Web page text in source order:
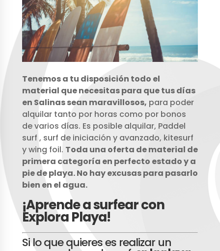
Tenemos a tu disposición todo el
material que necesitas para que tus días
en Salinas sean maravillosos, para poder
alquilar tanto por horas como por bonos
de varios días. Es posible alquilar, Paddel
surf , surf de iniciación y avanzado, kitesurf
y wing foil. Toda una oferta de material de
primera categoría en perfecto estado y a
pie de playa. No hay excusas para pasarlo
bien en el agua.
¡Aprende a surfear con
Explora Playa!
Si lo que quieres es realizar un